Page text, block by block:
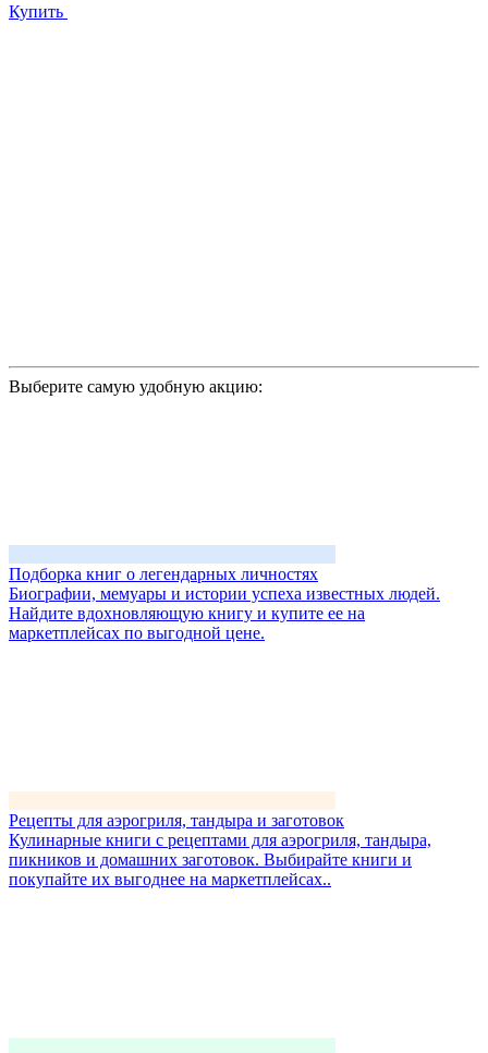
Купить
Выберите самую удобную акцию:
Подборка книг о легендарных личностях
Биографии, мемуары и истории успеха известных людей.
Найдите вдохновляющую книгу и купите ее на
маркетплейсах по выгодной цене.
Рецепты для аэрогриля, тандыра и заготовок
Кулинарные книги с рецептами для аэрогриля, тандыра,
пикников и домашних заготовок. Выбирайте книги и
покупайте их выгоднее на маркетплейсах..